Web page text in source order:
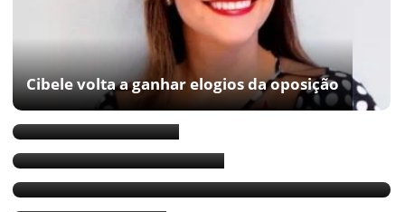
Cibele volta a ganhar elogios da oposição
Cibele surpreende
“O governador acertou”
Rui evita problemas ao manter Cibele
Carvalho na Serin
Cibele deve ficar